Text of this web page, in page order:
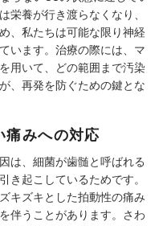
栄養が行き渡らなくなり、
、私たちは可能な限り神経
います。治療の際には、マ
用いて、どの範囲まで汚染
、再発を防ぐための鍵とな
痛みへの対応
は、細菌が歯髄と呼ばれる
き起こしているためです。
キズキとした拍動性の痛み
伴うことがあります。さわ